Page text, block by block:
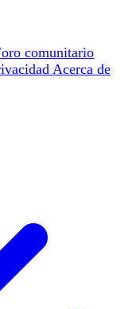
comunitario
Acerca de